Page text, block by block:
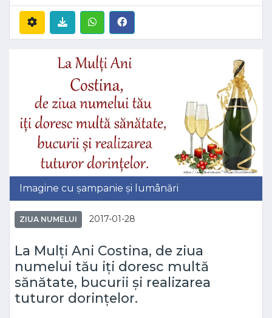
Imagine cu șampanie și lumânări
ZIUA NUMELUI 2017-01-28
La Mulți Ani Costina, de ziua
numelui tău iți doresc multă
sănătate, bucurii și realizarea
tuturor dorințelor.